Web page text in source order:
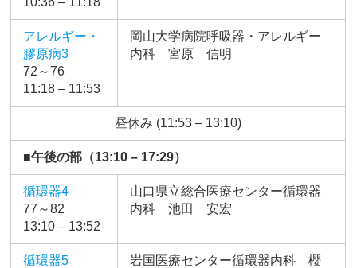
アレルギー・
膠原病3
72～76
11:18 – 11:53
岡山大学病院呼吸器・アレルギー
内科 宮原 信明
昼休み (11:53 – 13:10)
■午後の部（13:10 – 17:29）
循環器4
77～82
13:10 – 13:52
山口県立総合医療センター循環器
内科 池田 安宏
循環器5
岩国医療センター循環器内科 櫻